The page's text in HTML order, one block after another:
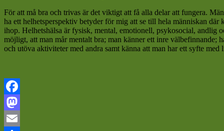
För att må bra och trivas är det viktigt att få alla delar att fungera.
ha ett helhetsperspektiv betyder för mig att se till hela människan
ihop. Helhetshälsa är fysisk, mental, emotionell, psykosocial, andlig
möjligt, att man mår mentalt bra; man känner ett inre välbefinnande;
och utöva aktiviteter med andra samt känna att man har ett syfte med
Facebook
Mastodon